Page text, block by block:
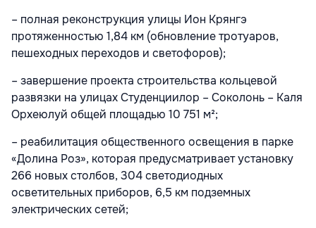
– полная реконструкция улицы Ион Крянгэ
протяженностью 1,84 км (обновление тротуаров,
пешеходных переходов и светофоров);
– завершение проекта строительства кольцевой
развязки на улицах Студенциилор – Соколонь – Каля
Орхеюлуй общей площадью 10 751 м²;
– реабилитация общественного освещения в парке
«Долина Роз», которая предусматривает установку
266 новых столбов, 304 светодиодных
осветительных приборов, 6,5 км подземных
электрических сетей;